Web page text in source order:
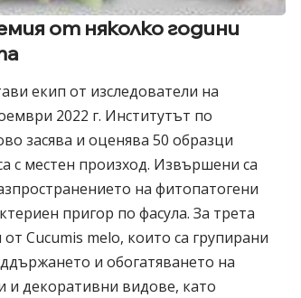
от няколко години
екип от изследователи на
2022 г. Институтът по
засява и оценява 50 образци
с местен произход. Извършени са
на фитопатогени
пригор по фасула. За трета
Cucumis melo, които са групирани
и обогатяването на
декоративни видове, като